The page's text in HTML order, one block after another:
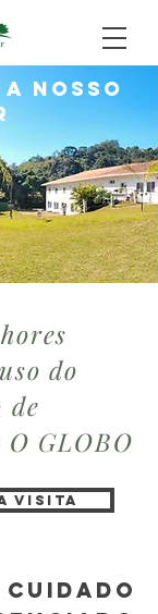
nosso
do
de
GLOBO
visita
cuidado